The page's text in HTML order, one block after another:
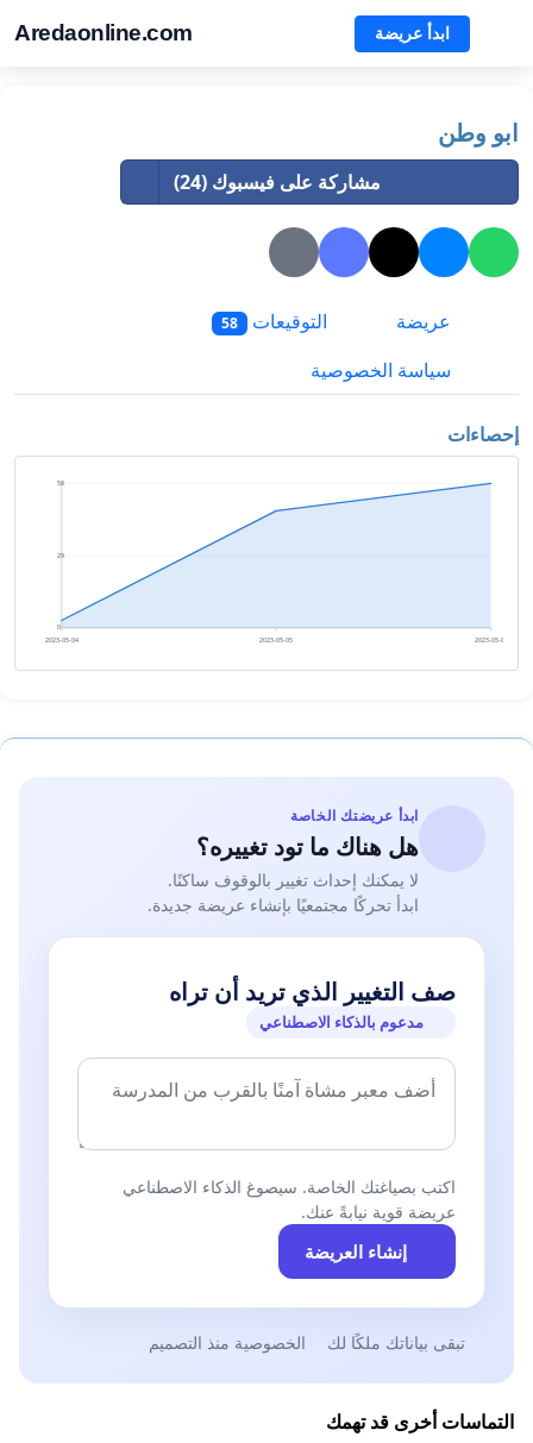
Aredaonline.com ابدأ عريضة
ابو وطن
مشاركة على فيسبوك (24)
عريضة التوقيعات 58
سياسة الخصوصية
إحصاءات
0
29
58
2023-05-04 2023-05-05 2023-05-06
ابدأ عريضتك الخاصة
هل هناك ما تود تغييره؟
لا يمكنك إحداث تغيير بالوقوف ساكنًا.
ابدأ تحركًا مجتمعيًا بإنشاء عريضة جديدة.
صف التغيير الذي تريد أن تراه
مدعوم بالذكاء الاصطناعي
اكتب بصياغتك الخاصة. سيصوغ الذكاء الاصطناعي
عريضة قوية نيابةً عنك.
إنشاء العريضة
تبقى بياناتك ملكًا لك الخصوصية منذ التصميم
التماسات أخرى قد تهمك